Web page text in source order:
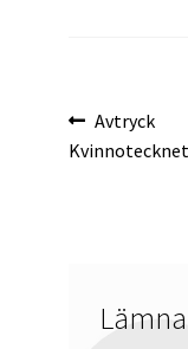
Föregående
inlägg:
Avtryck